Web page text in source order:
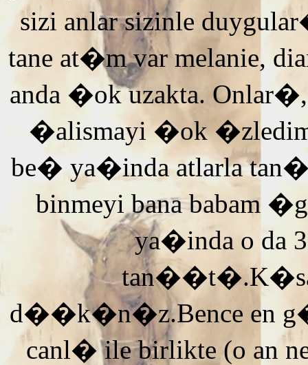
sizi anlar sizinle
tane at�m var melanie,
anda �ok uzakta.
�alismayi �ok
be� ya�inda atlarla
binmeyi bana babam
ya�inda o da
d��k�n�z.Bence en
canl� ile birlikte (o an